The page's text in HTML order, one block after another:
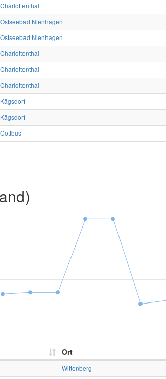
Charlottenthal
Ostseebad Nienhagen
Ostseebad Nienhagen
Charlottenthal
Charlottenthal
Charlottenthal
Kägsdorf
Kägsdorf
Cottbus
Ort
Wittenberg